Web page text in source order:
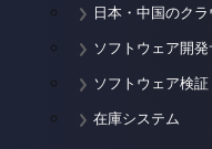
日本・中国のク
ソフトウェア開
ソフトウェア検
在庫システム